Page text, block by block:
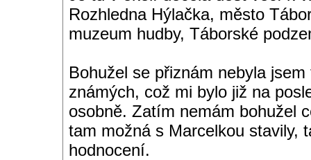
Rozhledna Hýlačka, město
muzeum hudby, Táborské
Bohužel se přiznám nebyla
známých, což mi bylo již na
osobně. Zatím nemám bohužel
tam možná s Marcelkou stavily,
hodnocení.